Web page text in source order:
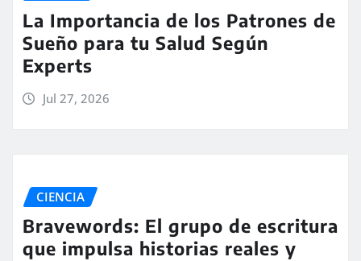
La Importancia de los Patrones de
Sueño para tu Salud Según
Experts
Jul 27, 2026
CIENCIA
Bravewords: El grupo de escritura
que impulsa historias reales y